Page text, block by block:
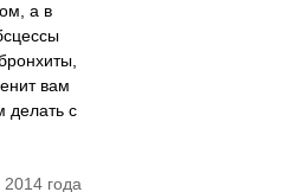
а в
вам
делать с
года